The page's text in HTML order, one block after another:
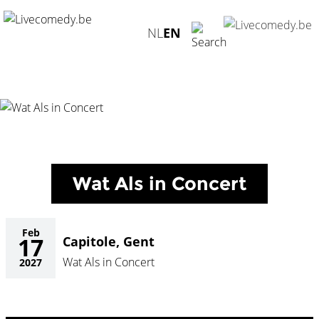
NL EN
Home/Agenda/
Capitole, Gent -
Wat Als in Concert
Feb
17
2027
Capitole, Gent
Wat Als in Concert